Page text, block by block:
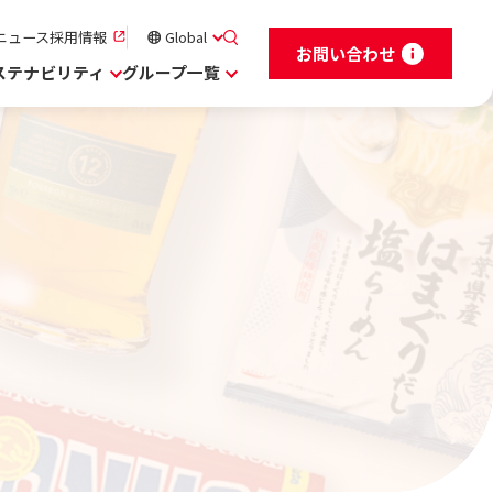
ュース採用情報 Global
テナビリティ グループ一覧
お問い合わせ